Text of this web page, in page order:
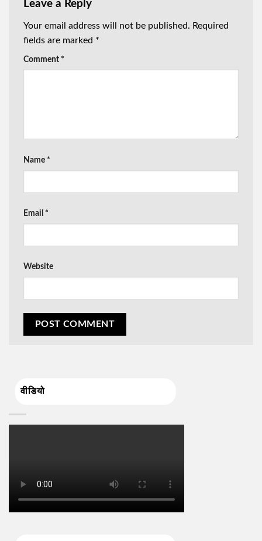
Leave a Reply
Your email address will not be published. Required
fields are marked *
Comment *
Name *
Email *
Website
वीडियो